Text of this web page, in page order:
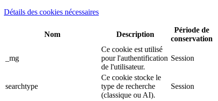
Détails des cookies nécessaires
Nom Description
Période de
conservation
_mg
Ce cookie est utilisé
pour l'authentification
de l'utilisateur.
Session
searchtype
Ce cookie stocke le
type de recherche
(classique ou AI).
Session